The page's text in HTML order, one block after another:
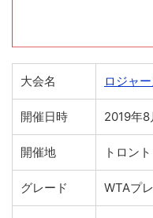
大会名 ロジャ
開催日時 2019年8
開催地 トロン
グレード WTAプ